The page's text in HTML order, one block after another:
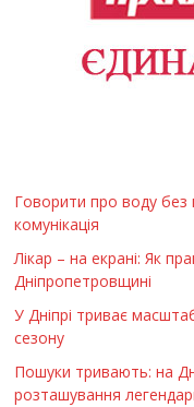
Говорити про воду без
комунікація
Лікар – на екрані: Як
Дніпропетровщині
У Дніпрі триває
сезону
Пошуки тривають: на
розташування